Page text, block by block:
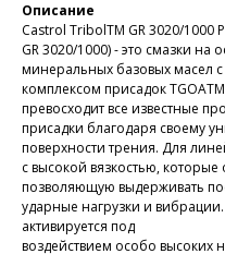
Описание
Castrol TribolTM GR 3020/
GR 3020/1000) - это смазки
минеральных базовых масел с
комплексом присадок
превосходит все известные
присадки благодаря своему
поверхности трения. Для
с высокой вязкостью,
позволяющую выдерживать
ударные нагрузки и
активируется под
воздействием особо высоких